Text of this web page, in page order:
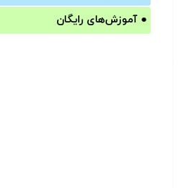
● آموزش‌های رایگان